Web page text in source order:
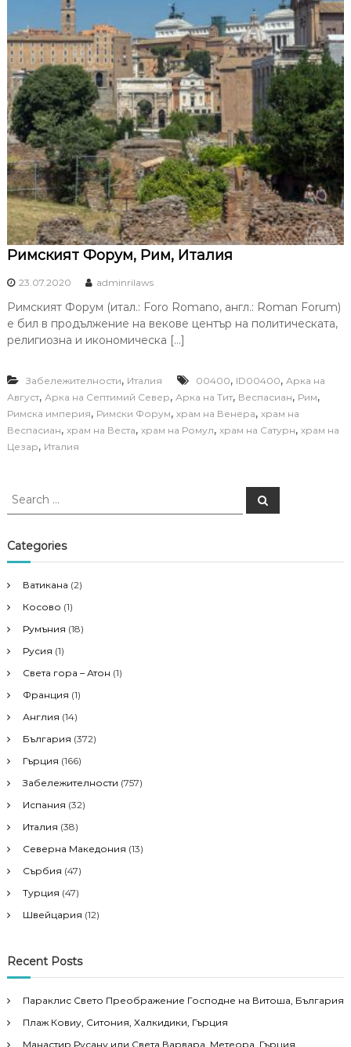
Римският Форум, Рим, Италия
23.07.2020 adminrilaws
Римският Форум (итал.: Foro Romano, англ.: Roman Forum)
е бил в продължение на векове център на политическата,
религиозна и икономическа […]
Забележителности, Италия 00400, ID00400, Арка на
Август, Арка на Септимий Север, Арка на Тит, Веспасиан, Рим,
Римска империя, Римски Форум, храм на Венера, храм на
Веспасиан, храм на Веста, храм на Ромул, храм на Сатурн, храм на
Цезар, Италия
S
r
c
f
o
r
S
e
Categories
Ватикана (2)
Косово (1)
Румъния (18)
Русия (1)
Света гора – Атон (1)
Франция (1)
Англия (14)
България (372)
Гърция (166)
Забележителности (757)
Испания (32)
Италия (38)
Северна Македония (13)
Сърбия (47)
Турция (47)
Швейцария (12)
Recent Posts
Параклис Свето Преображение Господне на Витоша, България
Плаж Ковиу, Ситония, Халкидики, Гърция
Манастир Русану или Света Варвара, Метеора, Гърция